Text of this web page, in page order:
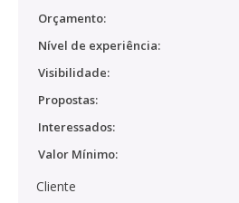
Orçamento:
Nível de experiência:
Visibilidade:
Propostas:
Interessados:
Valor Mínimo:
Cliente